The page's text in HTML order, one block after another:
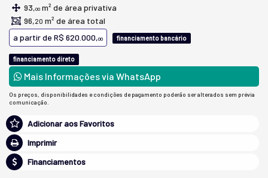
93,00 m² de área privativa
96,20 m² de área total
a partir de R$ 620.000,00 financiamento bancário
financiamento direto
Mais Informações via WhatsApp
Os preços, disponibilidades e condições de pagamento poderão ser alterados sem prévia
comunicação.
Adicionar aos Favoritos
Imprimir
Financiamentos